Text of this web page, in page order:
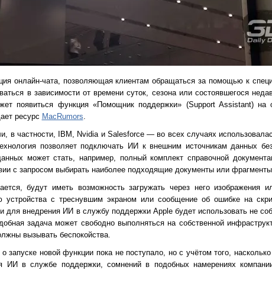
онлайн-чата, позволяющая клиентам обращаться за помощью к
в зависимости от времени суток, сезона или состоявшегося
появиться функция «Помощник поддержки» (Support Assistant)
ресурс MacRumors.
в частности, IBM, Nvidia и Salesforce — во всех случаях
позволяет подключать ИИ к внешним источникам данных
может стать, например, полный комплект справочной
с запросом выбирать наиболее подходящие документы или
будут иметь возможность загружать через него изображения
устройства с треснувшим экраном или сообщение об ошибке на
для внедрения ИИ в службу поддержки Apple будет использовать не
задача может свободно выполняться на собственной
вызывать беспокойства.
запуске новой функции пока не поступало, но с учётом того, насколько
ИИ в службе поддержки, сомнений в подобных намерениях